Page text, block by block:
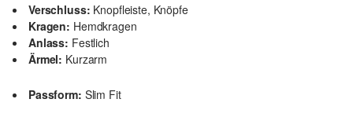
Verschluss: Knopfleiste, Knöpfe
Kragen: Hemdkragen
Anlass: Festlich
Ärmel: Kurzarm
Passform: Slim Fit